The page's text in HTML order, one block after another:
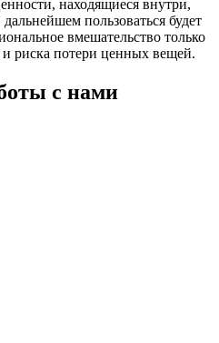
находящиеся внутри,
пользоваться будет
вмешательство только
риска потери ценных вещей.
с нами